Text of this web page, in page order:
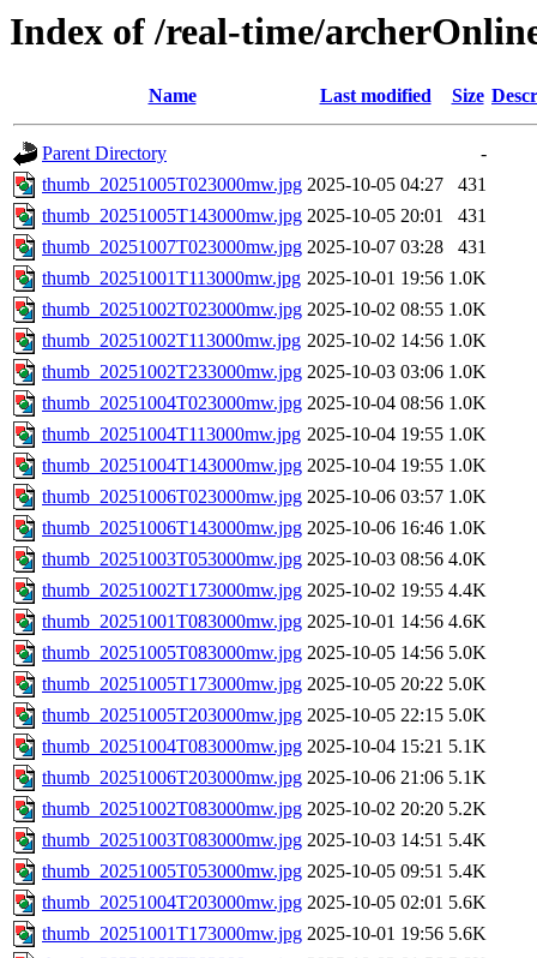
Index of /real-time/
Name Last modified Size
Parent Directory
-
thumb_20251005T023000mw.jpg 2025-10-05 04:27
431
thumb_20251005T143000mw.jpg 2025-10-05 20:01
431
thumb_20251007T023000mw.jpg 2025-10-07 03:28
431
thumb_20251001T113000mw.jpg 2025-10-01 19:56 1.0K
thumb_20251002T023000mw.jpg 2025-10-02 08:55 1.0K
thumb_20251002T113000mw.jpg 2025-10-02 14:56 1.0K
thumb_20251002T233000mw.jpg 2025-10-03 03:06 1.0K
thumb_20251004T023000mw.jpg 2025-10-04 08:56 1.0K
thumb_20251004T113000mw.jpg 2025-10-04 19:55 1.0K
thumb_20251004T143000mw.jpg 2025-10-04 19:55 1.0K
thumb_20251006T023000mw.jpg 2025-10-06 03:57 1.0K
thumb_20251006T143000mw.jpg 2025-10-06 16:46 1.0K
thumb_20251003T053000mw.jpg 2025-10-03 08:56 4.0K
thumb_20251002T173000mw.jpg 2025-10-02 19:55 4.4K
thumb_20251001T083000mw.jpg 2025-10-01 14:56 4.6K
thumb_20251005T083000mw.jpg 2025-10-05 14:56 5.0K
thumb_20251005T173000mw.jpg 2025-10-05 20:22 5.0K
thumb_20251005T203000mw.jpg 2025-10-05 22:15 5.0K
thumb_20251004T083000mw.jpg 2025-10-04 15:21 5.1K
thumb_20251006T203000mw.jpg 2025-10-06 21:06 5.1K
thumb_20251002T083000mw.jpg 2025-10-02 20:20 5.2K
thumb_20251003T083000mw.jpg 2025-10-03 14:51 5.4K
thumb_20251005T053000mw.jpg 2025-10-05 09:51 5.4K
thumb_20251004T203000mw.jpg 2025-10-05 02:01 5.6K
thumb_20251001T173000mw.jpg 2025-10-01 19:56 5.6K